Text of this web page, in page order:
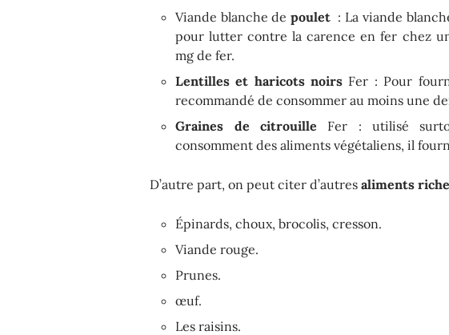
Viande blanche depoulet : La viande
pour lutter contre la carence en fer chez
mg de fer.
Lentilles et haricots noirs Fer : Pour
recommandé de consommer au moins une
Graines de citrouille Fer : utilisé
consomment des aliments végétaliens, il
D’autre part, on peut citer d’autresaliments
Épinards, choux, brocolis, cresson.
Viande rouge.
Prunes.
œuf.
Les raisins.